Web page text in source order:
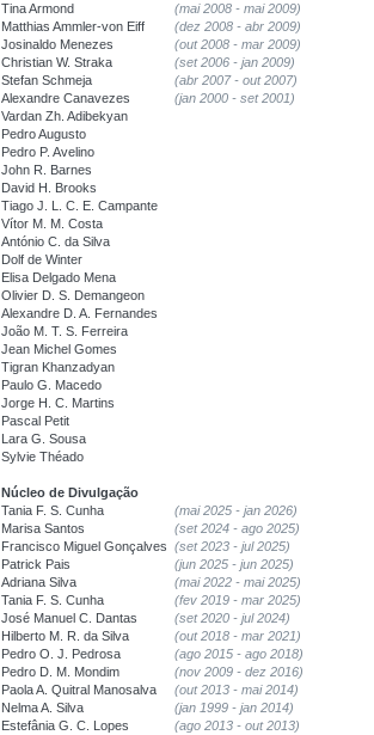
Tina Armond
(mai 2008 - mai 2009)
Matthias Ammler-von Eiff
(dez 2008 - abr 2009)
Josinaldo Menezes
(out 2008 - mar 2009)
Christian W. Straka
(set 2006 - jan 2009)
Stefan Schmeja
(abr 2007 - out 2007)
Alexandre Canavezes
(jan 2000 - set 2001)
Vardan Zh. Adibekyan
Pedro Augusto
Pedro P. Avelino
John R. Barnes
David H. Brooks
Tiago J. L. C. E. Campante
Vítor M. M. Costa
António C. da Silva
Dolf de Winter
Elisa Delgado Mena
Olivier D. S. Demangeon
Alexandre D. A. Fernandes
João M. T. S. Ferreira
Jean Michel Gomes
Tigran Khanzadyan
Paulo G. Macedo
Jorge H. C. Martins
Pascal Petit
Lara G. Sousa
Sylvie Théado
Núcleo de Divulgação
Tania F. S. Cunha
(mai 2025 - jan 2026)
Marisa Santos
(set 2024 - ago 2025)
Francisco Miguel Gonçalves (set 2023 - jul 2025)
Patrick Pais
(jun 2025 - jun 2025)
Adriana Silva
(mai 2022 - mai 2025)
Tania F. S. Cunha
(fev 2019 - mar 2025)
José Manuel C. Dantas
(set 2020 - jul 2024)
Hilberto M. R. da Silva
(out 2018 - mar 2021)
Pedro O. J. Pedrosa
(ago 2015 - ago 2018)
Pedro D. M. Mondim
(nov 2009 - dez 2016)
Paola A. Quitral Manosalva
(out 2013 - mai 2014)
Nelma A. Silva
(jan 1999 - jan 2014)
Estefânia G. C. Lopes
(ago 2013 - out 2013)